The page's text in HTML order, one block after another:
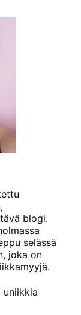
blogi.
selässä
joka on
uniikkia